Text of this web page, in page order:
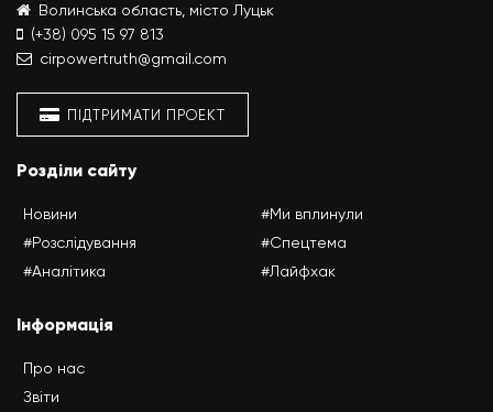
Волинська область, місто Луцьк
(+38) 095 15 97 813
cirpowertruth@gmail.com
ПІДТРИМАТИ ПРОЕКТ
Розділи сайту
Новини
#Розслідування
#Аналітика
#Ми вплинули
#Спецтема
#Лайфхак
Інформація
Про нас
Звіти